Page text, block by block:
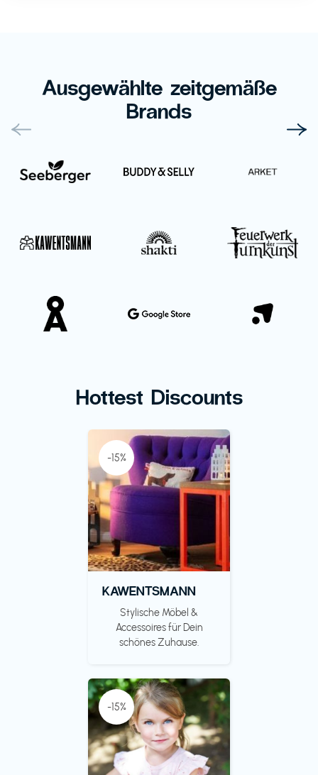
Ausgewählte zeitgemäße
Brands
Hottest Discounts
-15%
KAWENTSMANN
Stylische Möbel &
Accessoires für Dein
schönes Zuhause.
-15%